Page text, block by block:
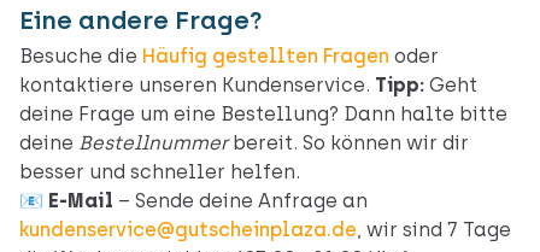
Eine andere Frage?
Besuche die Häufig gestellten Fragen oder
kontaktiere unseren Kundenservice. Tipp: Geht
deine Frage um eine Bestellung? Dann halte bitte
deine Bestellnummerbereit. So können wir dir
besser und schneller helfen.
📧 E-Mail – Sende deine Anfrage an
kundenservice@gutscheinplaza.de, wir sind 7 Tage